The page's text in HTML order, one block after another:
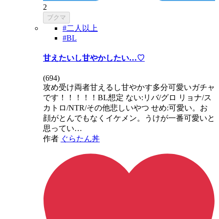
2
ブクマ
#二人以上
#BL
甘えたいし甘やかしたい…♡
(694)
攻め受け両者甘えるし甘やかす多分可愛いガチャ
です！！！！！BL想定 ない:リバ/グロ リョナ/ス
カトロ/NTR/その他悲しいやつ せめ:可愛い。お
顔がとんでもなくイケメン。うけが一番可愛いと
思ってい…
作者 ぐらたん丼